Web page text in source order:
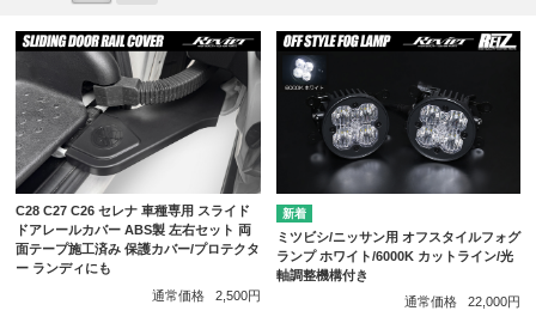
C28 C27 C26 セレナ 車種専用 スライド
ドアレールカバー ABS製 左右セット 両
面テープ施工済み 保護カバー/プロテクタ
ー ランディにも
通常価格
2,500円
ミツビシ/ニッサン用 オフスタイルフォグ
ランプ ホワイト/6000K カットライン/光
軸調整機構付き
通常価格
22,000円